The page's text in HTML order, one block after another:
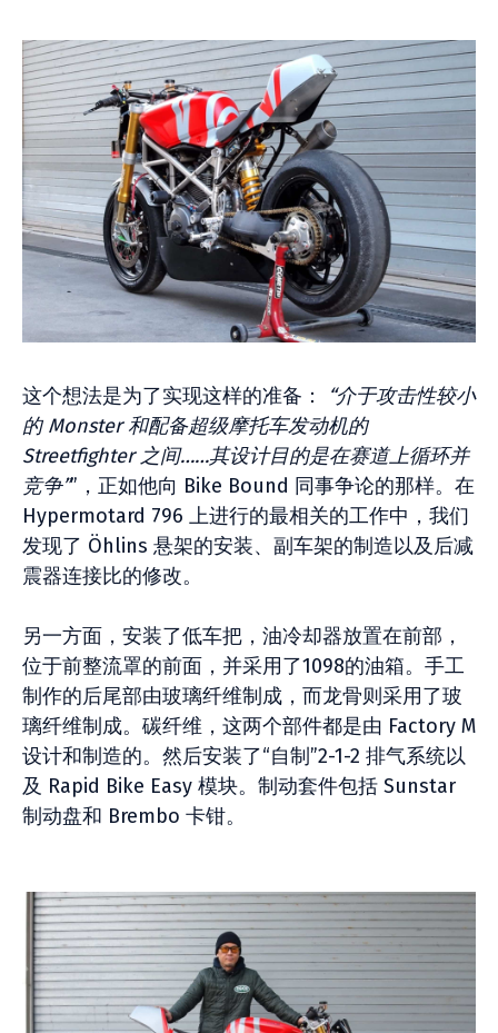
这个想法是为了实现这样的准备：
“介于攻击性较小
的 Monster 和配备超级摩托车发动机的
Streetfighter 之间……其设计目的是在赛道上循环并
竞争””，正如他向 Bike Bound 同事争论的那样。在
Hypermotard 796 上进行的最相关的工作中，我们
发现了 Öhlins 悬架的安装、副车架的制造以及后减
震器连接比的修改。
另一方面，安装了低车把，油冷却器放置在前部，
位于前整流罩的前面，并采用了1098的油箱。手工
制作的后尾部由玻璃纤维制成，而龙骨则采用了玻
璃纤维制成。碳纤维，这两个部件都是由 Factory M
设计和制造的。然后安装了“自制”2-1-2 排气系统以
及 Rapid Bike Easy 模块。制动套件包括 Sunstar
制动盘和 Brembo 卡钳。